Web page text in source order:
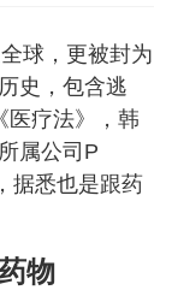
球，更被封为
史，包含逃
医疗法》，韩
属公司P
据悉也是跟药
物